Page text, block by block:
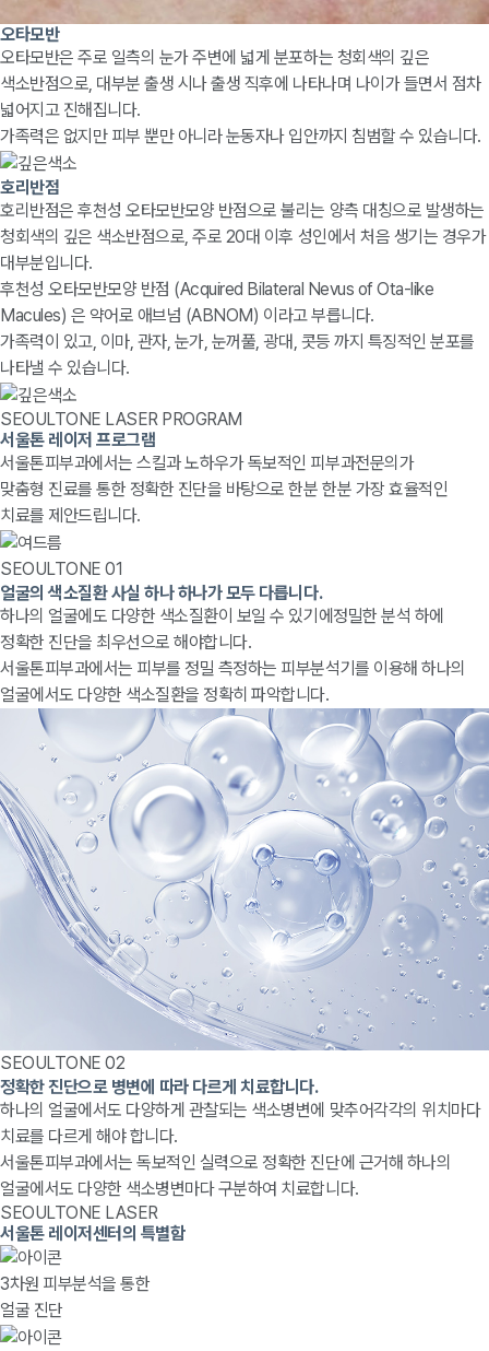
오타모반
오타모반은 주로 일측의 눈가 주변에 넓게 분포하는 청회색의 깊은
색소반점으로, 대부분 출생 시나 출생 직후에 나타나며 나이가 들면서 점차
넓어지고 진해집니다.
가족력은 없지만 피부 뿐만 아니라 눈동자나 입안까지 침범할 수 있습니다.
호리반점
호리반점은 후천성 오타모반모양 반점으로 불리는 양측 대칭으로 발생하는
청회색의 깊은 색소반점으로, 주로 20대 이후 성인에서 처음 생기는 경우가
대부분입니다.
후천성 오타모반모양 반점 (Acquired Bilateral Nevus of Ota-like
Macules) 은 약어로 애브넘 (ABNOM) 이라고 부릅니다.
가족력이 있고, 이마, 관자, 눈가, 눈꺼풀, 광대, 콧등 까지 특징적인 분포를
나타낼 수 있습니다.
SEOULTONE LASER PROGRAM
서울톤 레이저 프로그램
서울톤피부과에서는 스킬과 노하우가 독보적인 피부과전문의가
맞춤형 진료를 통한 정확한 진단을 바탕으로 한분 한분 가장 효율적인
치료를 제안드립니다.
SEOULTONE 01
얼굴의 색소질환 사실 하나 하나가 모두 다릅니다.
하나의 얼굴에도 다양한 색소질환이 보일 수 있기에정밀한 분석 하에
정확한 진단을 최우선으로 해야합니다.
서울톤피부과에서는 피부를 정밀 측정하는 피부분석기를 이용해 하나의
얼굴에서도 다양한 색소질환을 정확히 파악합니다.
SEOULTONE 02
정확한 진단으로 병변에 따라 다르게 치료합니다.
하나의 얼굴에서도 다양하게 관찰되는 색소병변에 맞추어각각의 위치마다
치료를 다르게 해야 합니다.
서울톤피부과에서는 독보적인 실력으로 정확한 진단에 근거해 하나의
얼굴에서도 다양한 색소병변마다 구분하여 치료합니다.
SEOULTONE LASER
서울톤 레이저센터의 특별함
3차원 피부분석을 통한
얼굴 진단